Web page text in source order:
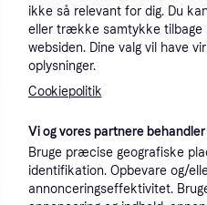
ikke så relevant for dig. Du
eller trække samtykke tilbage
websiden. Dine valg vil have
oplysninger.
Cookiepolitik
Vi og vores partnere
Bruge præcise geografiske
identifikation. Opbevare og/
annonceringseffektivitet.